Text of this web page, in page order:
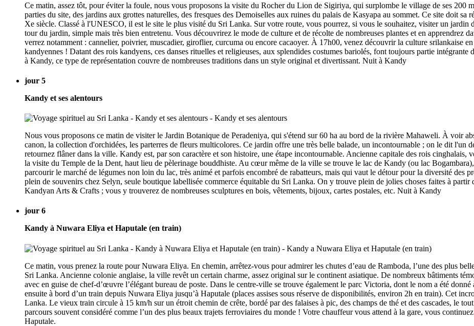
Ce matin, assez tôt, pour éviter la foule, nous vous proposons la visite du Rocher du Lion de Sigiriya, qui surplombe le village de ses 200
parties du site, des jardins aux grottes naturelles, des fresques des Demoiselles aux ruines du palais de Kasyapa au sommet. Ce site doit sa
Xe siècle. Classé à l'UNESCO, il est le site le plus visité du Sri Lanka. Sur votre route, vous pourrez, si vous le souhaitez, visiter un jardin
tour du jardin, simple mais très bien entretenu. Vous découvrirez le mode de culture et de récolte de nombreuses plantes et en apprendrez
verrez notamment : cannelier, poivrier, muscadier, giroflier, curcuma ou encore cacaoyer. À 17h00, venez découvrir la culture srilankaise
kandyennes ! Datant des rois kandyens, ces danses rituelles et religieuses, aux splendides costumes bariolés, font toujours partie intégrante
à Kandy, ce type de représentation couvre de nombreuses traditions dans un style original et divertissant. Nuit à Kandy
jour 5
Kandy et ses alentours
Nous vous proposons ce matin de visiter le Jardin Botanique de Peradeniya, qui s'étend sur 60 ha au bord de la rivière Mahaweli. À voir
canon, la collection d'orchidées, les parterres de fleurs multicolores. Ce jardin offre une très belle balade, un incontournable ; on le dit l'un
retournez flâner dans la ville. Kandy est, par son caractère et son histoire, une étape incontournable. Ancienne capitale des rois
la visite du Temple de la Dent, haut lieu de pèlerinage bouddhiste. Au cœur même de la ville se trouve le lac de Kandy (ou lac
parcourir le marché de légumes non loin du lac, très animé et parfois encombré de rabatteurs, mais qui vaut le détour pour la diversité des
plein de souvenirs chez Selyn, seule boutique labellisée commerce équitable du Sri Lanka. On y trouve plein de jolies choses faites à
Kandyan Arts & Crafts ; vous y trouverez de nombreuses sculptures en bois, vêtements, bijoux, cartes postales, etc. Nuit à Kandy
jour 6
Kandy à Nuwara Eliya et Haputale (en train)
Ce matin, vous prenez la route pour Nuwara Eliya. En chemin, arrêtez-vous pour admirer les chutes d’eau de Ramboda, l’une des plus
Sri Lanka. Ancienne colonie anglaise, la ville revêt un certain charme, assez original sur le continent asiatique. De nombreux bâtiments
avec en guise de chef-d’œuvre l’élégant bureau de poste. Dans le centre-ville se trouve également le parc Victoria, dont le nom a été
ensuite à bord d’un train depuis Nuwara Eliya jusqu’à Haputale (places assises sous réserve de disponibilités, environ 2h en train). Cet
Lanka. Le vieux train circule à 15 km/h sur un étroit chemin de crête, bordé par des falaises à pic, des champs de thé et des cascades, le
parcours souvent considéré comme l’un des plus beaux trajets ferroviaires du monde ! Votre chauffeur vous attend à la gare, vous
Haputale.